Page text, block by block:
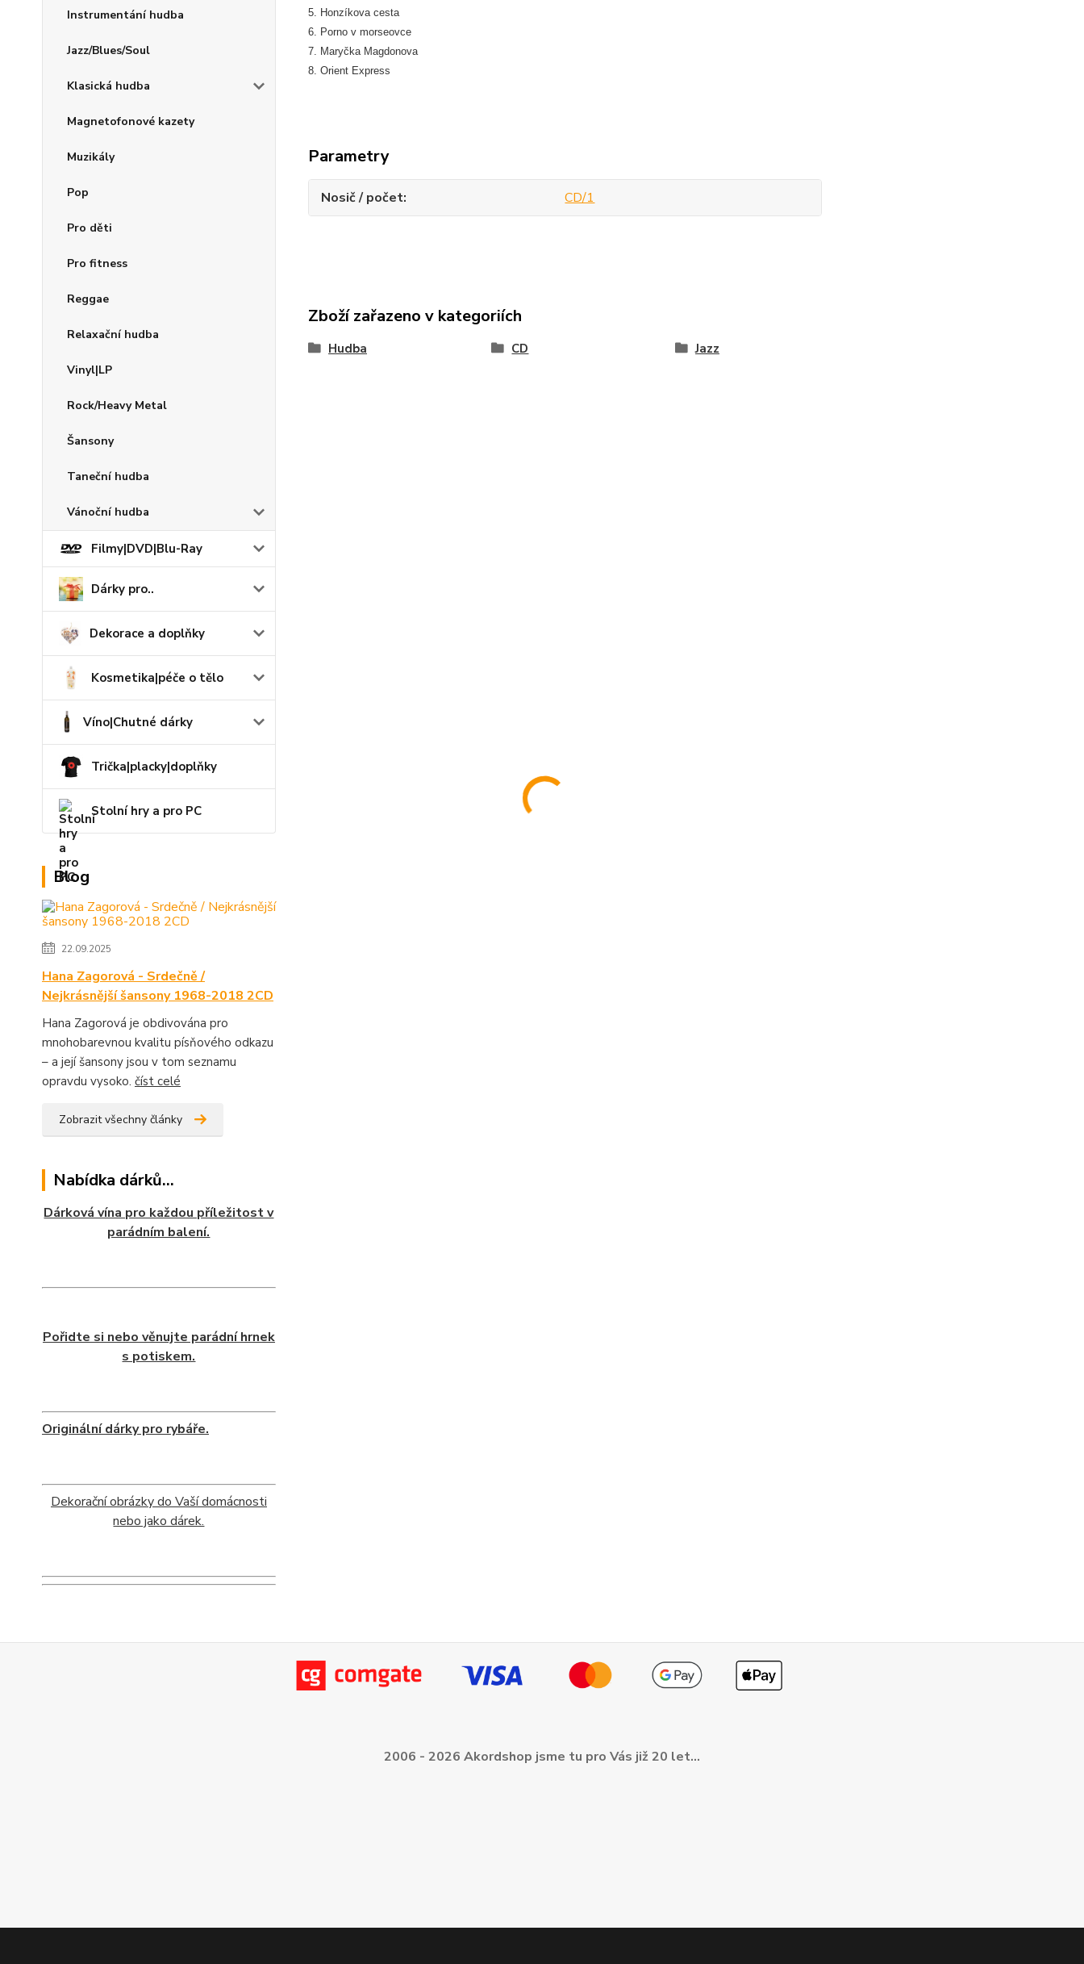
Instrumentání hudba
Jazz/Blues/Soul
Klasická hudba
Magnetofonové kazety
Muzikály
Pop
Pro děti
Pro fitness
Reggae
Relaxační hudba
Vinyl|LP
Rock/Heavy Metal
Šansony
Taneční hudba
Vánoční hudba
Filmy|DVD|Blu-Ray
Dárky pro..
Dekorace a doplňky
Kosmetika|péče o tělo
Víno|Chutné dárky
Trička|placky|doplňky
Stolní hry a pro PC
Blog
22.09.2025
Hana Zagorová - Srdečně /
Nejkrásnější šansony 1968-2018 2CD
Hana Zagorová je obdivována pro
mnohobarevnou kvalitu písňového odkazu
– a její šansony jsou v tom seznamu
opravdu vysoko. číst celé
Zobrazit všechny články
Nabídka dárků...
Dárková vína pro každou příležitost v
parádním balení.
Pořidte si nebo věnujte parádní hrnek
s potiskem.
Originální dárky pro rybáře.
Dekorační obrázky do Vaší domácnosti
nebo jako dárek.
5. Honzíkova cesta
6. Porno v morseovce
7. Maryčka Magdonova
8. Orient Express
Parametry
Nosič / počet CD/1
Zboží zařazeno v kategoriích
Hudba CD Jazz
2006 - 2026 Akordshop jsme tu pro Vás již 20 let...